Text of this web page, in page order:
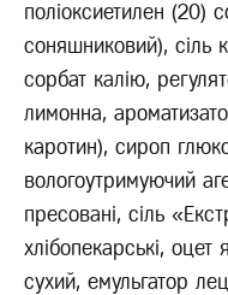
поліоксиетилен (20)
соняшниковий), сіль
сорбат калію,
лимонна,
каротин), сироп
вологоутримуючий
пресовані, сіль
хлібопекарські,
сухий, емульгатор